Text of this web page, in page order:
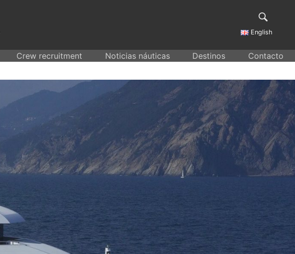
English
Crew recruitment Noticias náuticas Destinos Contacto